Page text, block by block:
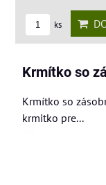
ks
Krmítko so
Krmítko so
krmitko pre...